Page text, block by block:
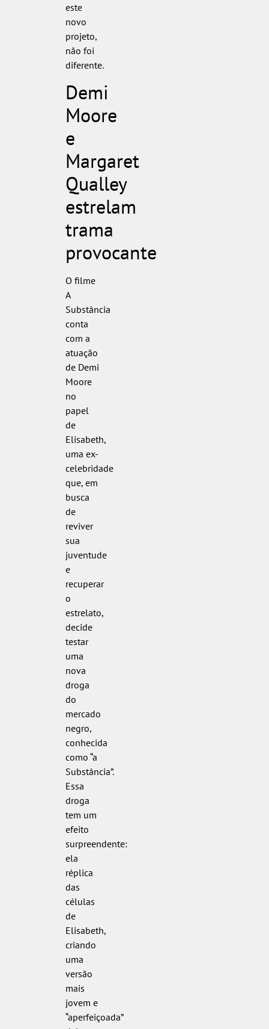
este
novo
projeto,
não foi
diferente.
Demi
Moore
e
Margaret
Qualley
estrelam
trama
provocante
O filme
A
Substância
conta
com a
atuação
de Demi
Moore
no
papel
de
Elisabeth,
uma ex-
celebridade
que, em
busca
de
reviver
sua
juventude
e
recuperar
o
estrelato,
decide
testar
uma
nova
droga
do
mercado
negro,
conhecida
como “a
Substância”.
Essa
droga
tem um
efeito
surpreendente:
ela
réplica
das
células
de
Elisabeth,
criando
uma
versão
mais
jovem e
“aperfeiçoada”